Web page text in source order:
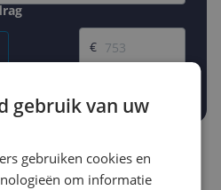
Gewenste prijs
€
geschreven
gebruik van uw
gebruiken cookies en
om informatie